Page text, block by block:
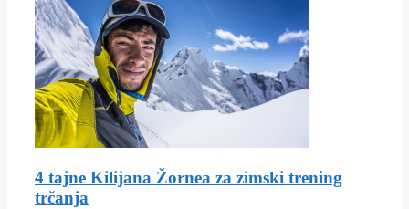
4 tajne Kilijana Žornea za zimski trening
trčanja